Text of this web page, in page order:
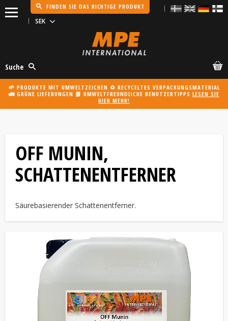
FINDEN SIE DAS RICHTIGE PRODUKT
Suche
🌱 PRODUKTE MIT UMWELTZEICHEN ♻️ RECYCELTES VERPACKUNGSMATERIAL
🚛 GRÜNE LIEFERUNGEN 📗 UMWELTFREUNDLICHE BENUTZERTIPPS LESEN SIE
HIER MEHR!
OFF MUNIN,
SCHATTENENTFERNER
Säurebasierender Schattenentferner.